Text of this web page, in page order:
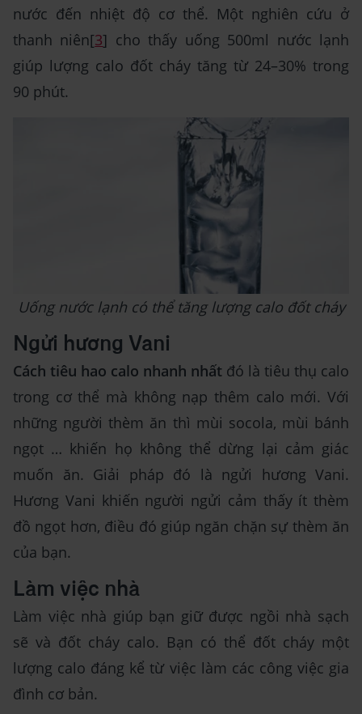
nước đến nhiệt độ cơ thể. Một nghiên cứu ở
thanh niên[3] cho thấy uống 500ml nước lạnh
giúp lượng calo đốt cháy tăng từ 24–30% trong
90 phút.
Uống nước lạnh có thể tăng lượng calo đốt cháy
Ngửi hương Vani
Cách tiêu hao calo nhanh nhất đó là tiêu thụ calo
trong cơ thể mà không nạp thêm calo mới. Với
những người thèm ăn thì mùi socola, mùi bánh
ngọt … khiến họ không thể dừng lại cảm giác
muốn ăn. Giải pháp đó là ngửi hương Vani.
Hương Vani khiến người ngửi cảm thấy ít thèm
đồ ngọt hơn, điều đó giúp ngăn chặn sự thèm ăn
của bạn.
Làm việc nhà
Làm việc nhà giúp bạn giữ được ngồi nhà sạch
sẽ và đốt cháy calo. Bạn có thể đốt cháy một
lượng calo đáng kể từ việc làm các công việc gia
đình cơ bản.